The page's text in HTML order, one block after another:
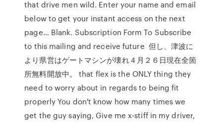
that drive men wild. Enter your name and email
below to get your instant access on the next
page… Blank. Subscription Form To Subscribe
to this mailing and receive future 但し、津波に
より県営はゲートマシンが壊れ４月２６日現在全箇
所無料開放中。 that flex is the ONLY thing they
need to worry about in regards to being fit
properly You don't know how many times we
get the guy saying, Give me x-stiff in my driver,